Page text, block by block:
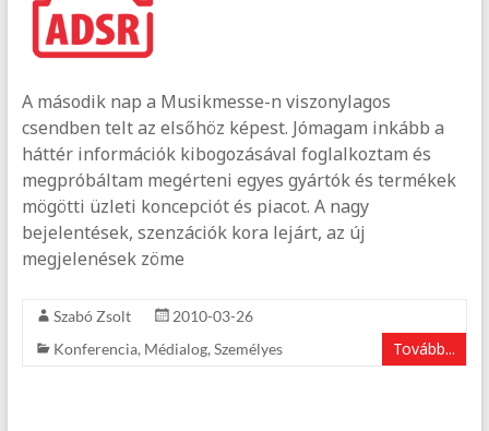
A második nap a Musikmesse-n viszonylagos
csendben telt az elsőhöz képest. Jómagam inkább a
háttér információk kibogozásával foglalkoztam és
megpróbáltam megérteni egyes gyártók és termékek
mögötti üzleti koncepciót és piacot. A nagy
bejelentések, szenzációk kora lejárt, az új
megjelenések zöme
Szabó Zsolt
2010-03-26
Konferencia, Médialog, Személyes Tovább...